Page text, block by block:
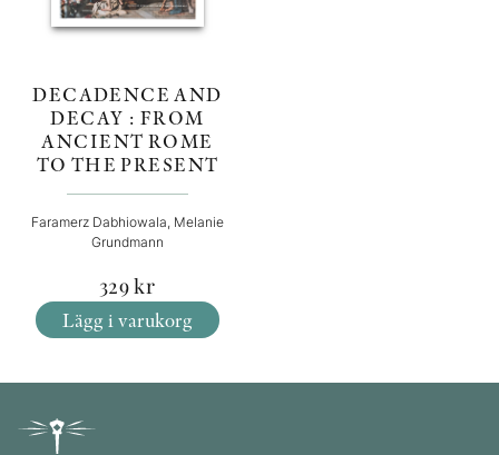
DECADENCE AND
DECAY : FROM
ANCIENT ROME
TO THE PRESENT
Faramerz Dabhiowala, Melanie
Grundmann
329kr
Lägg i varukorg